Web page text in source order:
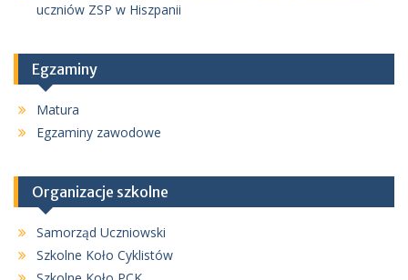
uczniów ZSP w Hiszpanii
Egzaminy
Matura
Egzaminy zawodowe
Organizacje szkolne
Samorząd Uczniowski
Szkolne Koło Cyklistów